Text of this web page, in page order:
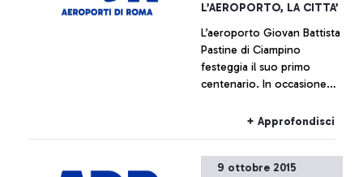
L’AEROPORTO, LA CITTA’
L’aeroporto Giovan Battista
Pastine di Ciampino
festeggia il suo primo
centenario. In occasione
prossimo 27 ottobre fino al
con il Comune di Ciampino
+ Approfondisci
9 ottobre 2015